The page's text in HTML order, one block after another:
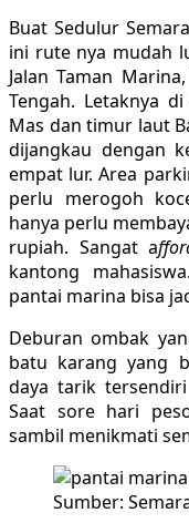
Buat Sedulur
ini rute nya mudah
Jalan Taman
Tengah. Letaknya
Mas dan timur laut
dijangkau dengan
empat lur. Area
perlu merogoh
hanya perlu
rupiah. Sangat a
kantong
pantai marina bisa
Deburan ombak
batu karang yang
daya tarik
Saat sore hari
sambil menikmati
Sumber: